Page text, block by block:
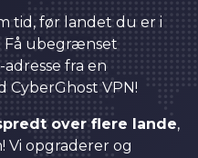
tid, før landet du er i
Få ubegrænset
fra en
VPN!
over flere lande,
Vi opgraderer og